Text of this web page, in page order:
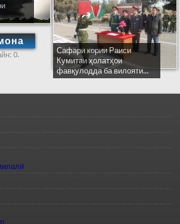
0.
Сафари кории Раиси
Кумитаи ҳолатҳои
фавқулодда ба вилояти...